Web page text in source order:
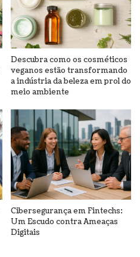
Descubra como os cosméticos
veganos estão transformando
a indústria da beleza em prol do
meio ambiente
Cibersegurança em Fintechs:
Um Escudo contra Ameaças
Digitais